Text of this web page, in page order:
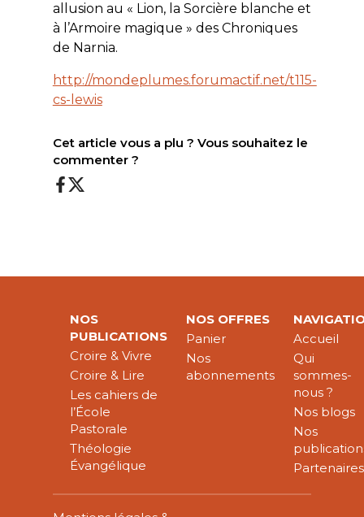
allusion au « Lion, la Sorcière blanche et
à l’Armoire magique » des Chroniques
de Narnia.
http://mondeplumes.forumactif.net/t115-
cs-lewis
Cet article vous a plu ? Vous souhaitez le
commenter ?
NOS
PUBLICATIONS
Croire & Vivre
Croire & Lire
Les cahiers de
l’École
Pastorale
Théologie
Évangélique
NOS OFFRES
Panier
Nos
abonnements
Accueil
Qui
sommes-
nous ?
Nos blogs
Nos
Partenaires